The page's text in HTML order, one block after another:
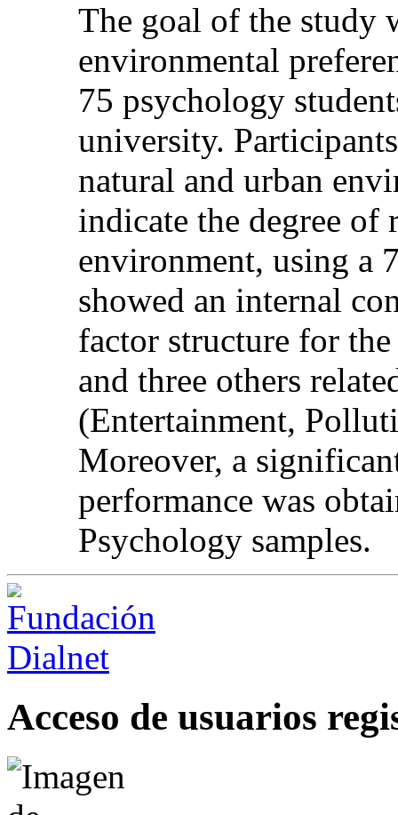
The goal of the study
environmental
75 psychology
university.
natural and urban
indicate the degree
environment, using a
showed an internal
factor structure for
and three others
(Entertainment,
Moreover, a
performance was
Psychology samples.
Acceso de usuarios